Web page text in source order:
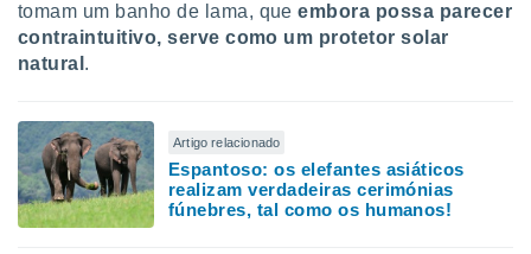
tomam um banho de lama, queembora possa parecer
contraintuitivo, serve como um protetor solar
natural .
Artigo relacionado
Espantoso: os elefantes asiáticos
realizam verdadeiras cerimónias
fúnebres, tal como os humanos!